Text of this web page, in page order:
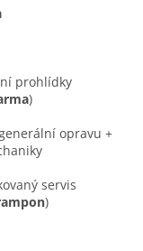
prohlídky
)
opravu +
servis
)